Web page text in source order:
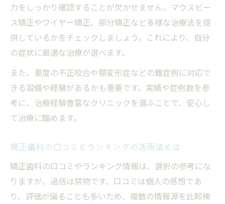
力をしっかり確認することが欠かせません。マウスピー
ス矯正やワイヤー矯正、部分矯正など多様な治療法を提
供しているかをチェックしましょう。これにより、自分
の症状に最適な治療が選べます。
また、重度の不正咬合や顎変形症などの難症例に対応で
きる設備や経験があるかも重要です。実績や症例数を参
考に、治療経験豊富なクリニックを選ぶことで、安心し
て治療に臨めます。
矯正歯科の口コミとランキングの活用法とは
矯正歯科の口コミやランキング情報は、選択の参考にな
りますが、過信は禁物です。口コミは個人の感想であ
り、評価が偏ることも多いため、複数の情報源を比較検